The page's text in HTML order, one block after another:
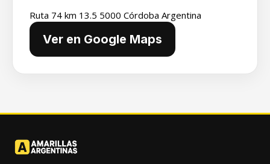
Ruta 74 km 13.5 5000 Córdoba Argentina
Ver en Google Maps